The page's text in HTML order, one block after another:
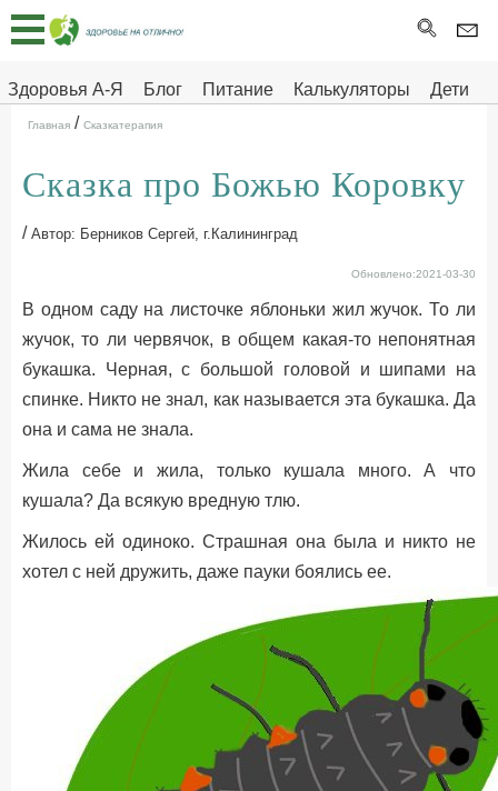
Здоровья А-Я Блог Питание Калькуляторы
Дети
Здоровье на отлично
Главная
Тесты
Про
ДЕТЯМ
Главная / Сказкатерапия
Сказка про Божью Коровку
/ Автор: Берников Сергей, г.Калининград
Обновлено:2021-03-30
В одном саду на листочке яблоньки жил жучок. То ли
жучок, то ли червячок, в общем какая-то непонятная
букашка. Черная, с большой головой и шипами на
спинке. Никто не знал, как называется эта букашка. Да
она и сама не знала.
Жила себе и жила, только кушала много. А что
кушала? Да всякую вредную тлю.
Жилось ей одиноко. Страшная она была и никто не
хотел с ней дружить, даже пауки боялись ее.